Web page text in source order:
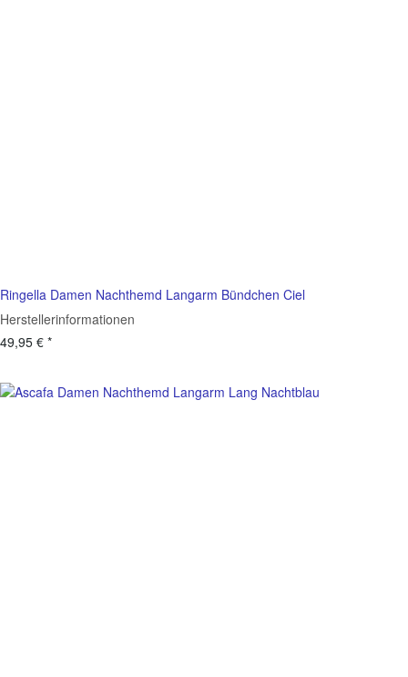
Ringella Damen Nachthemd Langarm Bündchen Ciel
Herstellerinformationen
49,95 € *